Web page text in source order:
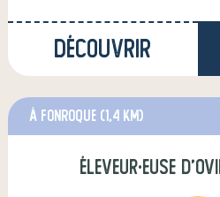
Découvrir
à fonroque (1,4 km)
éleveur·euse